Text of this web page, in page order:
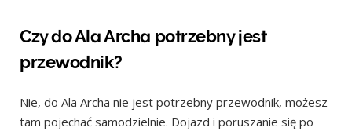
Czy do Ala Archa potrzebny jest
przewodnik?
Nie, do Ala Archa nie jest potrzebny przewodnik, możesz
tam pojechać samodzielnie. Dojazd i poruszanie się po